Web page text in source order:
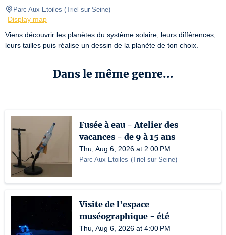
Parc Aux Etoiles (Triel sur Seine)
Display map
Viens découvrir les planètes du système solaire, leurs différences,
leurs tailles puis réalise un dessin de la planète de ton choix.
Dans le même genre...
Fusée à eau - Atelier des
vacances - de 9 à 15 ans
Thu, Aug 6, 2026 at 2:00 PM
Parc Aux Etoiles (Triel sur Seine)
Visite de l'espace
muséographique - été
Thu, Aug 6, 2026 at 4:00 PM